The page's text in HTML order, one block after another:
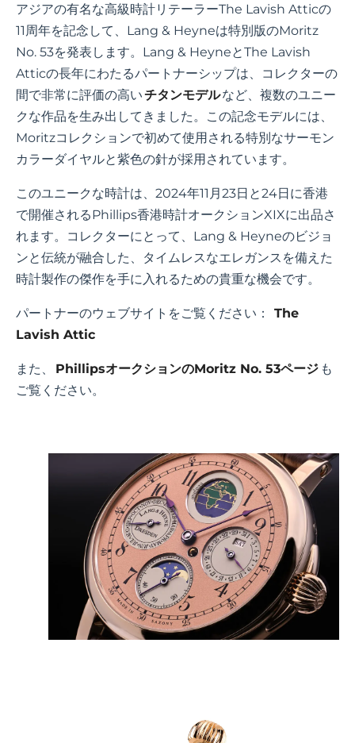
アジアの有名な高級時計リテーラーThe Lavish Atticの
11周年を記念して、Lang & Heyneは特別版のMoritz
No. 53を発表します。Lang & HeyneとThe Lavish
Atticの長年にわたるパートナーシップは、コレクターの
間で非常に評価の高いチタンモデルなど、複数のユニー
クな作品を生み出してきました。この記念モデルには、
Moritzコレクションで初めて使用される特別なサーモン
カラーダイヤルと紫色の針が採用されています。
このユニークな時計は、2024年11月23日と24日に香港
で開催されるPhillips香港時計オークションXIXに出品さ
れます。コレクターにとって、Lang & Heyneのビジョ
ンと伝統が融合した、タイムレスなエレガンスを備えた
時計製作の傑作を手に入れるための貴重な機会です。
パートナーのウェブサイトをご覧ください：
The
Lavish Attic
また、 PhillipsオークションのMoritz No. 53ページ も
ご覧ください。